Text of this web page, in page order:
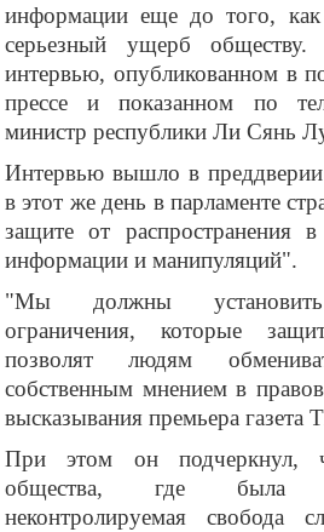
информации еще до того,
серьезный ущерб
интервью, опубликованном в
прессе и показанном по
министр республики Ли Сянь
Интервью вышло в преддверии
в этот же день в парламенте
защите от распространения
информации и манипуляций".
"Мы должны установить
ограничения, которые
позволят людям
собственным мнением в
высказывания премьера газета
При этом он подчеркнул,
общества, где была
неконтролируемая